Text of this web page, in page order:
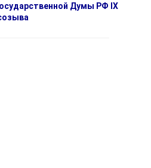
Думы РФ IX